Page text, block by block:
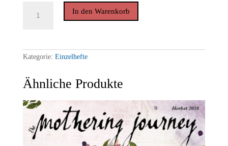
MOTHERING
Menge
In den Warenkorb
Kategorie: Einzelhefte
Ähnliche Produkte